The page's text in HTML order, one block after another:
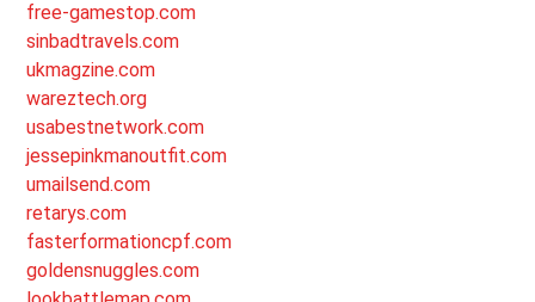
free-gamestop.com
sinbadtravels.com
ukmagzine.com
wareztech.org
usabestnetwork.com
jessepinkmanoutfit.com
umailsend.com
retarys.com
fasterformationcpf.com
goldensnuggles.com